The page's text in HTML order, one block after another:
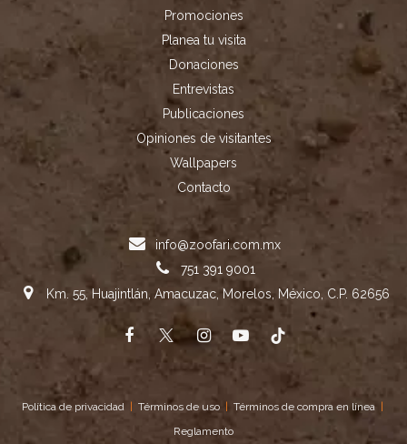
info@zoofari.com.mx
751 391 9001
Km. 55, Huajintlán, Amacuzac, Morelos, México, C.P. 62656
Promociones
Planea tu visita
Donaciones
Entrevistas
Publicaciones
Opiniones de visitantes
Wallpapers
Contacto
Política de privacidad Términos de uso Términos de compra en línea
Reglamento